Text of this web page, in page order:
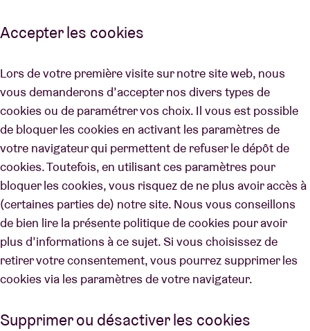
Accepter les cookies
Lors de votre première visite sur notre site web, nous
vous demanderons d’accepter nos divers types de
cookies ou de paramétrer vos choix. Il vous est possible
de bloquer les cookies en activant les paramètres de
votre navigateur qui permettent de refuser le dépôt de
cookies. Toutefois, en utilisant ces paramètres pour
bloquer les cookies, vous risquez de ne plus avoir accès à
(certaines parties de) notre site. Nous vous conseillons
de bien lire la présente politique de cookies pour avoir
plus d’informations à ce sujet. Si vous choisissez de
retirer votre consentement, vous pourrez supprimer les
cookies via les paramètres de votre navigateur.
Supprimer ou désactiver les cookies